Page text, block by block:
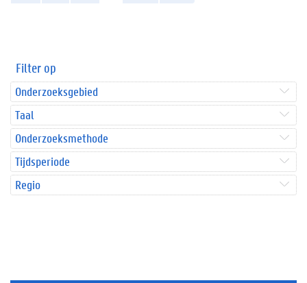
Filter op
Onderzoeksgebied
Taal
Onderzoeksmethode
Tijdsperiode
Regio